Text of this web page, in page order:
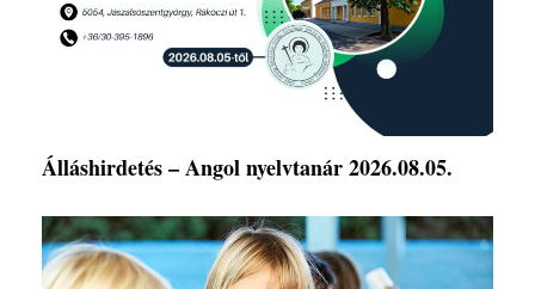
Álláshirdetés – Angol nyelvtanár 2026.08.05.